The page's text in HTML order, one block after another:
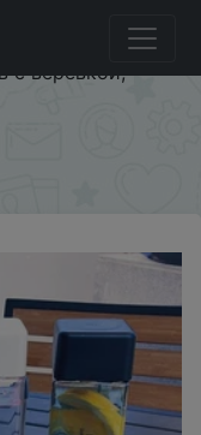
новая
воды 500
с веревкой,